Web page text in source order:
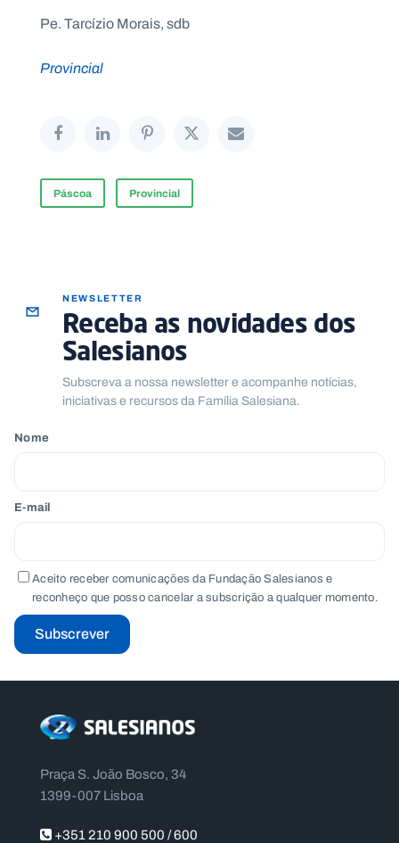
Pe. Tarcízio Morais, sdb
Provincial
Páscoa Provincial
NEWSLETTER
Receba as novidades dos
Salesianos
Subscreva a nossa newsletter e acompanhe notícias,
iniciativas e recursos da Família Salesiana.
Nome
E-mail
Aceito receber comunicações da Fundação Salesianos e
reconheço que posso cancelar a subscrição a qualquer momento.
Subscrever
Praça S. João Bosco, 34
1399-007 Lisboa
+351 210 900 500 / 600